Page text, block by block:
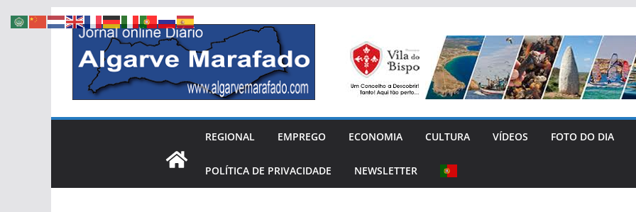
Skip
content
REGIONAL EMPREGO ECONOMIA CULTURA VÍDEOS FOTO DO DIA
POLÍTICA DE PRIVACIDADE NEWSLETTER